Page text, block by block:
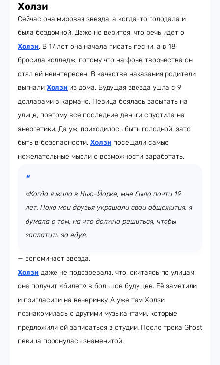
Холзи
Сейчас она мировая звезда, а когда-то голодала и
была бездомной. Даже не верится, что речь идёт о
Холзи. В 17 лет она начала писать песни, а в 18
бросила колледж, потому что на фоне творчества он
стал ей неинтересен. В качестве наказания родители
выгнали Холзи из дома. Будущая звезда ушла с 9
долларами в кармане. Певица боялась засыпать на
улице, поэтому все последние деньги спустила на
энергетики. Да уж, приходилось быть голодной, зато
быть в безопасности. Холзи посещали самые
нежелательные мысли о возможности заработать.
«Когда я жила в Нью-Йорке, мне было почти 19
лет. Пока мои друзья украшали свои общежития, я
думала о том, на что должна решиться, чтобы
заплатить за еду»,
— вспоминает звезда.
Холзи даже не подозревала, что, скитаясь по улицам,
она получит «билет» в большое будущее. Её заметили
и пригласили на вечеринку. А уже там Холзи
познакомилась с другими музыкантами, которые
предложили ей записаться в студии. После трека Ghost
певица проснулась знаменитой.